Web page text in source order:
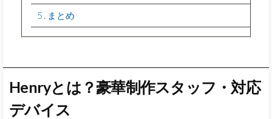
5 まとめ
Henryとは？豪華制作スタッフ・対応
デバイス